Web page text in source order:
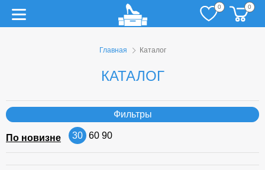
0 0
Главная Каталог
КАТАЛОГ
Фильтры
По новизне 30 60 90